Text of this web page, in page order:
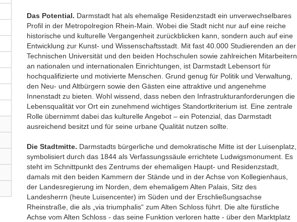
Das Potential. Darmstadt hat als ehemalige Residenzstadt ein unverwechselbares
Profil in der Metropolregion Rhein-Main. Wobei die Stadt nicht nur auf eine reiche
historische und kulturelle Vergangenheit zurückblicken kann, sondern auch auf eine
Entwicklung zur Kunst- und Wissenschaftsstadt. Mit fast 40.000 Studierenden an der
Technischen Universität und den beiden Hochschulen sowie zahlreichen Mitarbeitern
an nationalen und internationalen Einrichtungen, ist Darmstadt Lebensort für
hochqualifizierte und motivierte Menschen. Grund genug für Politik und Verwaltung,
den Neu- und Altbürgern sowie den Gästen eine attraktive und angenehme
Innenstadt zu bieten. Wohl wissend, dass neben den Infrastrukturanforderungen die
Lebensqualität vor Ort ein zunehmend wichtiges Standortkriterium ist. Eine zentrale
Rolle übernimmt dabei das kulturelle Angebot – ein Potenzial, das Darmstadt
ausreichend besitzt und für seine urbane Qualität nutzen sollte.
Die Stadtmitte. Darmstadts bürgerliche und demokratische Mitte ist der Luisenplatz,
symbolisiert durch das 1844 als Verfassungssäule errichtete Ludwigsmonument. Es
steht im Schnittpunkt des Zentrums der ehemaligen Haupt- und Residenzstadt,
damals mit den beiden Kammern der Stände und in der Achse von Kollegienhaus,
der Landesregierung im Norden, dem ehemaligem Alten Palais, Sitz des
Landesherrn (heute Luisencenter) im Süden und der Erschließungsachse
Rheinstraße, die als „via triumphalis“ zum Alten Schloss führt. Die alte fürstliche
Achse vom Alten Schloss - das seine Funktion verloren hatte - über den Marktplatz